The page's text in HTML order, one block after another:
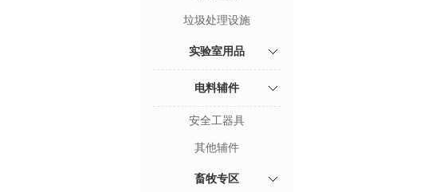
垃圾处理设施
实验室用品
电料辅件
安全工器具
其他辅件
畜牧专区